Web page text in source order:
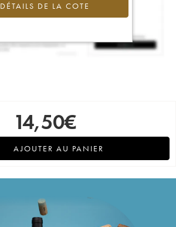
DÉTAILS DE LA COTE
14,50€
AJOUTER AU PANIER